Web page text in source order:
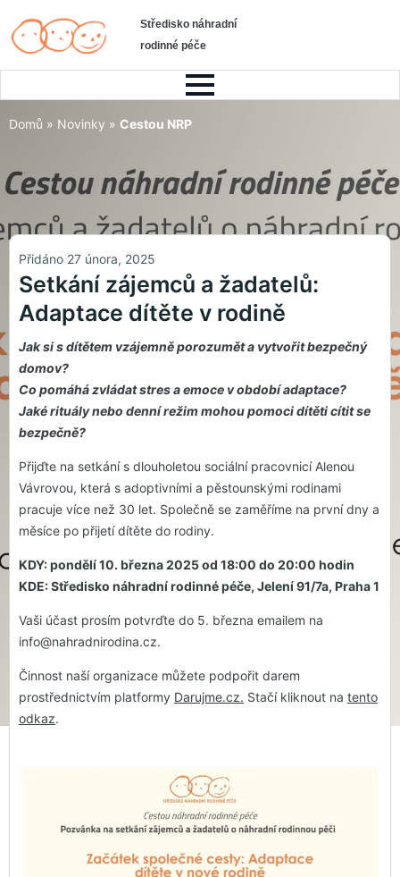
Středisko náhradní
rodinné péče
Domů » Novinky » Cestou NRP
Přidáno 27 února, 2025
Setkání zájemců a žadatelů:
Adaptace dítěte v rodině
Jak si s dítětem vzájemně porozumět a vytvořit bezpečný
domov?
Co pomáhá zvládat stres a emoce v období adaptace?
Jaké rituály nebo denní režim mohou pomoci dítěti cítit se
bezpečně?
Přijďte na setkání s dlouholetou sociální pracovnicí Alenou
Vávrovou, která s adoptivními a pěstounskými rodinami
pracuje více než 30 let. Společně se zaměříme na první dny a
měsíce po přijetí dítěte do rodiny.
KDY: pondělí 10. března 2025 od 18:00 do 20:00 hodin
KDE: Středisko náhradní rodinné péče, Jelení 91/7a, Praha 1
Vaši účast prosím potvrďte do 5. března emailem na
info@nahradnirodina.cz.
Činnost naší organizace můžete podpořit darem
prostřednictvím platformy Darujme.cz. Stačí kliknout na tento
odkaz.